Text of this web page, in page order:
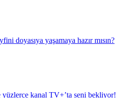
doyasıya yaşamaya hazır mısın?
yüzlerce kanal TV+’ta seni bekliyor!